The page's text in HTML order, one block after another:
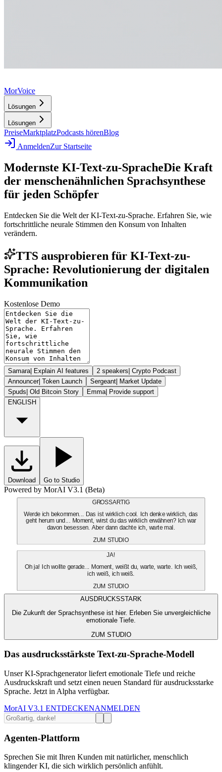
MorVoice
Lösungen
Lösungen
PreiseMarktplatzPodcasts hörenBlog
AnmeldenZur Startseite
Modernste KI-Text-zu-SpracheDie Kraft
der menschenähnlichen Sprachsynthese
für jeden Schöpfer
Entdecken Sie die Welt der KI-Text-zu-Sprache. Erfahren Sie, wie
fortschrittliche neurale Stimmen den Konsum von Inhalten
verändern.
TTS ausprobieren für KI-Text-zu-
Sprache: Revolutionierung der digitalen
Kommunikation
Kostenlose Demo
Samara| Explain AI features 2 speakers| Crypto Podcast
Announcer| Token Launch Sergeant| Market Update
Spuds| Old Bitcoin Story Emma| Provide support
ENGLISH
Download Go to Studio
Powered by MorAI V3.1 (Beta)
GROSSARTIG
Werde ich bekommen... Das ist wirklich cool. Ich denke wirklich, das
geht herum und... Moment, wirst du das wirklich erwähnen? Ich war
davon besessen. Aber dann dachte ich, warte mal.
ZUM STUDIO
JA!
Oh ja! Ich wollte gerade... Moment, weißt du, warte, warte. Ich weiß,
ich weiß, ich weiß.
ZUM STUDIO
AUSDRUCKSSTARK
Die Zukunft der Sprachsynthese ist hier. Erleben Sie unvergleichliche
emotionale Tiefe.
ZUM STUDIO
Das ausdrucksstärkste Text-zu-Sprache-Modell
Unser KI-Sprachgenerator liefert emotionale Tiefe und reiche
Ausdruckskraft und setzt einen neuen Standard für ausdrucksstarke
Sprache. Jetzt in Alpha verfügbar.
MorAI V3.1 ENTDECKENANMELDEN
Agenten-Plattform
Sprechen Sie mit Ihren Kunden mit natürlicher, menschlich
klingender KI, die sich wirklich persönlich anfühlt.